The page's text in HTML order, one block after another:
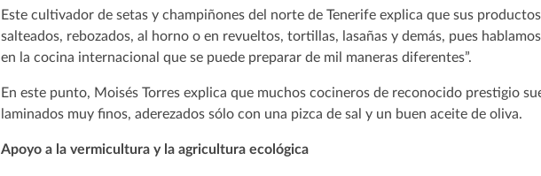
Este cultivador de setas y champiñones del norte de Tenerife explica que sus
salteados, rebozados, al horno o en revueltos, tortillas, lasañas y demás, pues
en la cocina internacional que se puede preparar de mil maneras diferentes”.
En este punto, Moisés Torres explica que muchos cocineros de reconocido prestigio
laminados muy finos, aderezados sólo con una pizca de sal y un buen aceite de oliva.
Apoyo a la vermicultura y la agricultura ecológica